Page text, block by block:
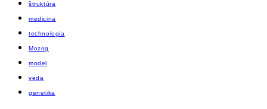
štruktúra
medicina
technologia
Mozog
model
veda
genetika